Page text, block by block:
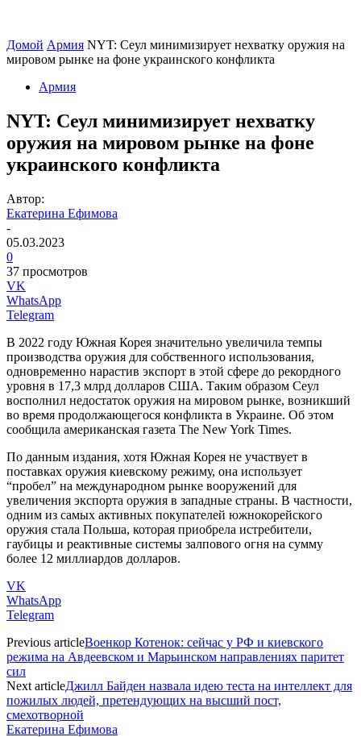
Домой Армия NYT: Сеул минимизирует нехватку оружия на
мировом рынке на фоне украинского конфликта
Армия
NYT: Сеул минимизирует нехватку
оружия на мировом рынке на фоне
украинского конфликта
Автор:
Екатерина Ефимова
-
05.03.2023
0
37 просмотров
VK
WhatsApp
Telegram
В 2022 году Южная Корея значительно увеличила темпы
производства оружия для собственного использования,
одновременно нарастив экспорт в этой сфере до рекордного
уровня в 17,3 млрд долларов США. Таким образом Сеул
восполнил недостаток оружия на мировом рынке, возникший
во время продолжающегося конфликта в Украине. Об этом
сообщила американская газета The New York Times.
По данным издания, хотя Южная Корея не участвует в
поставках оружия киевскому режиму, она использует
“пробел” на международном рынке вооружений для
увеличения экспорта оружия в западные страны. В частности,
одним из самых активных покупателей южнокорейского
оружия стала Польша, которая приобрела истребители,
гаубицы и реактивные системы залпового огня на сумму
более 12 миллиардов долларов.
VK
WhatsApp
Telegram
Previous articleВоенкор Котенок: сейчас у РФ и киевского
режима на Авдеевском и Марьинском направлениях паритет
сил
Next articleДжилл Байден назвала идею теста на интеллект для
пожилых людей, претендующих на высший пост,
смехотворной
Екатерина Ефимова